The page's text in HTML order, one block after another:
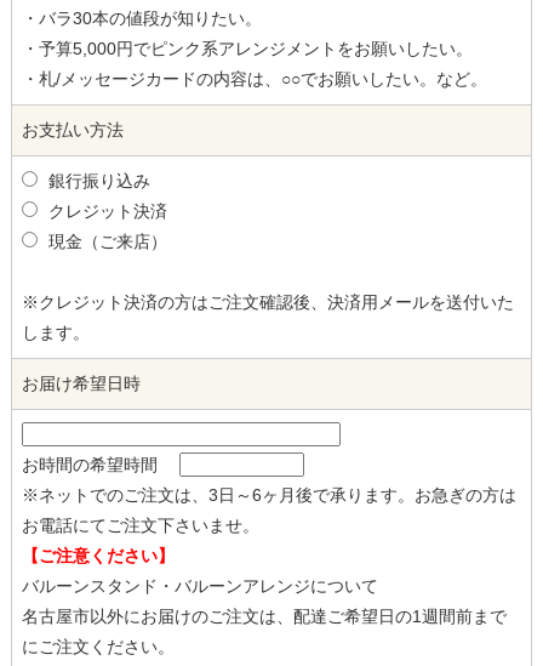
・バラ30本の値段が知りたい。
・予算5,000円でピンク系アレンジメントをお願いしたい。
・札/メッセージカードの内容は、○○でお願いしたい。など。
お支払い方法
銀行振り込み
クレジット決済
現金（ご来店）
※クレジット決済の方はご注文確認後、決済用メールを送付いた
します。
お届け希望日時
お時間の希望時間
※ネットでのご注文は、3日～6ヶ月後で承ります。お急ぎの方は
お電話にてご注文下さいませ。
【ご注意ください】
バルーンスタンド・バルーンアレンジについて
名古屋市以外にお届けのご注文は、配達ご希望日の1週間前まで
にご注文ください。